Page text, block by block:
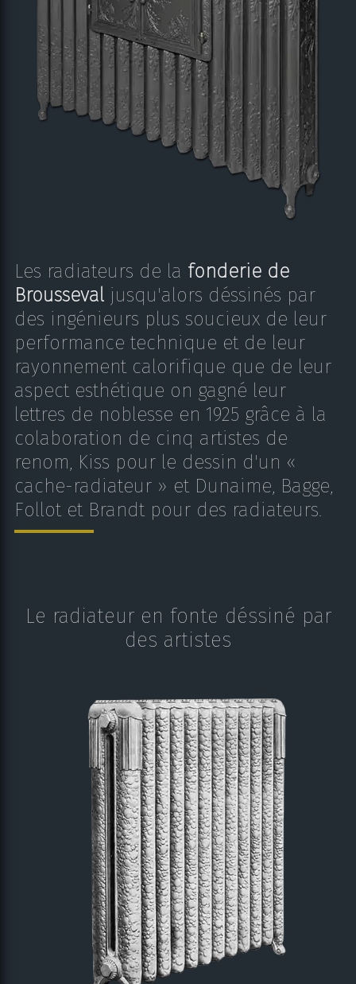
Les radiateurs de la fonderie de
Brousseval jusqu'alors déssinés par
des ingénieurs plus soucieux de leur
performance technique et de leur
rayonnement calorifique que de leur
aspect esthétique on gagné leur
lettres de noblesse en 1925 grâce à la
colaboration de cinq artistes de
renom, Kiss pour le dessin d'un «
cache-radiateur » et Dunaime, Bagge,
Follot et Brandt pour des radiateurs.
Le radiateur en fonte déssiné par
des artistes